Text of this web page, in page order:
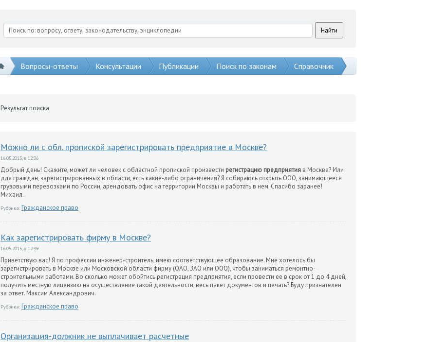
Вопросы-ответы Консультации Публикации Поиск по законам Справочник
Результат поиска
Можно ли с обл. пропиской зарегистрировать предприятие в Москве?
16.05.2015, в 12:36
Добрый день! Скажите, может ли человек с областной пропиской произвести регистрацию предприятия в Москве? Или
для граждан, зарегистрированных в области, есть какие-либо ограничения? Я собираюсь открыть ООО, занимающееся
грузовыми перевозками по России, арендовать офис на территории Москвы и работать в нем. Спасибо заранее!
Михаил.
Рубрика: Гражданское право
Как зарегистрировать фирму в Москве?
16.05.2015, в 12:39
Приветствую вас! Я по профессии инженер-строитель, имею соответствующее образование. Мне хотелось бы
зарегистрировать в Москве или Московской области фирму (ОАО, ЗАО или ООО), чтобы заниматься ремонтно-
строительными работами. Во сколько может обойтись регистрация предприятия, если провести ее в срок от 1 до 4 дней,
получить местную лицензию на осуществление такой деятельности, весь пакет документов и печать? Буду признателен
за ответ. Максим Александрович.
Рубрика: Гражданское право
Организация-должник не выплачивает расчетные